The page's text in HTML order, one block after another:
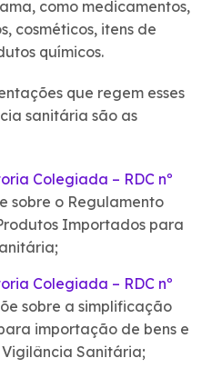
como medicamentos,
cosméticos, itens de
químicos.
que regem esses
sanitária são as
Colegiada – RDC nº
sobre o Regulamento
Importados para
Colegiada – RDC nº
sobre a simplificação
importação de bens e
Sanitária;